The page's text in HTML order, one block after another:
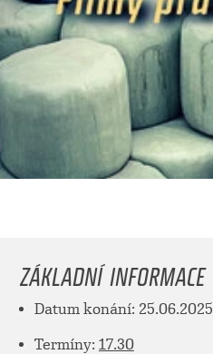
ZÁKLADNÍ INFORMACE
Datum konání: 25.06.2025
Termíny: 17.30